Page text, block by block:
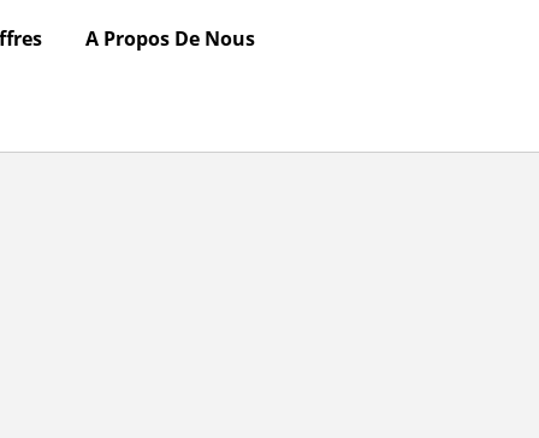
A Propos De Nous